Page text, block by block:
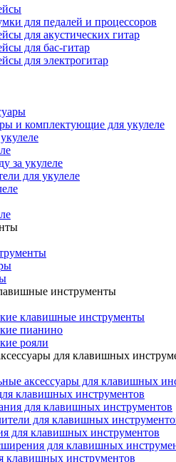
для педалей и процессоров
для акустических гитар
для бас-гитар
для электрогитар
и комплектующие для укулеле
за укулеле
для укулеле
инструменты
клавишные инструменты
пианино
рояли
для клавишных
аксессуары для клавишных
клавишных инструментов
для клавишных инструментов
для клавишных
для клавишных инструментов
для клавишных
клавишных инструментов